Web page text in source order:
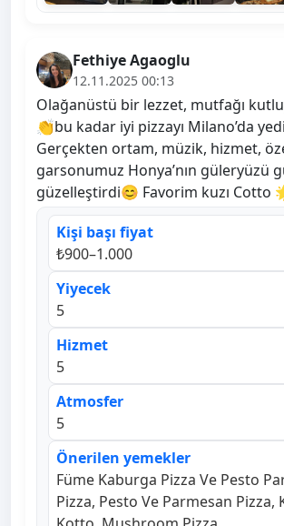
Fethiye Agaoglu
12.11.2025 00:13
Olağanüstü bir lezzet, mutfağı
👏bu kadar iyi pizzayı Milano’da
Gerçekten ortam, müzik, hizmet,
garsonumuz Honya’nın güleryüzü
güzelleştirdi😊 Favorim kuzı Cotto
Kişi başı fiyat
₺900–1.000
Yiyecek
5
Hizmet
5
Atmosfer
5
Önerilen yemekler
Füme Kaburga Pizza Ve Pesto
Pizza, Pesto Ve Parmesan Pizza,